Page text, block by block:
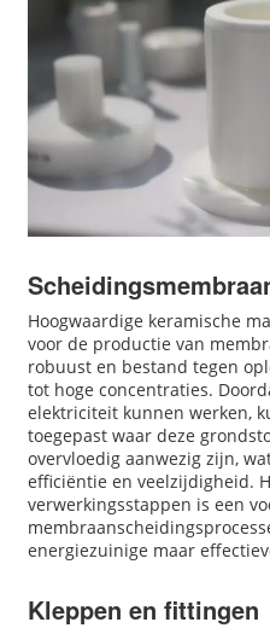
Hoogwaardige keramische
voor de productie van
robuust en bestand tegen
tot hoge concentraties.
elektriciteit kunnen werken,
toegepast waar deze
overvloedig aanwezig zijn,
efficiëntie en veelzijdigheid.
verwerkingsstappen is een
energiezuinige maar
Kleppen en fittingen